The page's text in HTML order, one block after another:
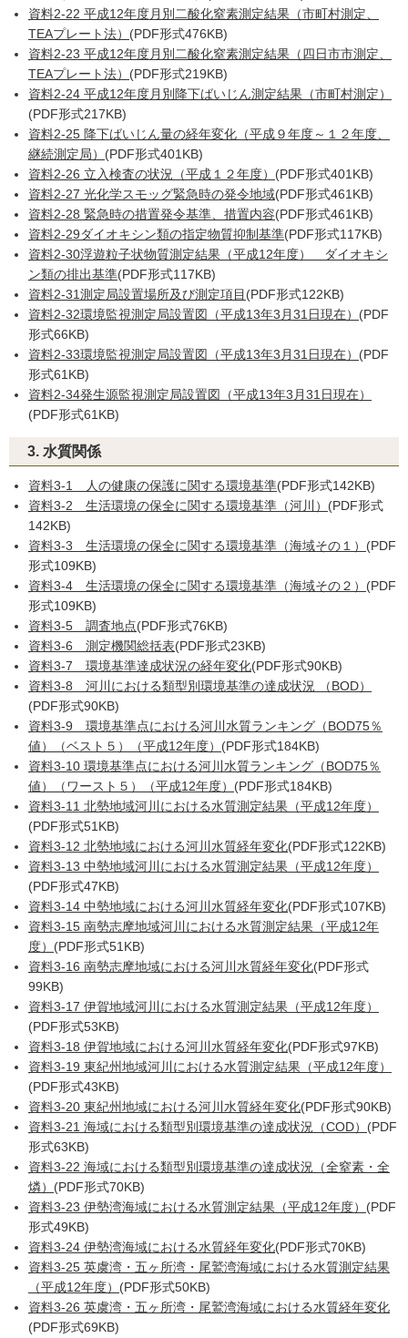
資料2-22 平成12年度月別二酸化窒素測定結果（市町村測定、
TEAプレート法） (PDF形式476KB)
資料2-23 平成12年度月別二酸化窒素測定結果（四日市市測定、
TEAプレート法） (PDF形式219KB)
資料2-24 平成12年度月別降下ばいじん測定結果（市町村測定）
(PDF形式217KB)
資料2-25 降下ばいじん量の経年変化（平成９年度～１２年度、
継続測定局） (PDF形式401KB)
資料2-26 立入検査の状況（平成１２年度） (PDF形式401KB)
資料2-27 光化学スモッグ緊急時の発令地域(PDF形式461KB)
資料2-28 緊急時の措置発令基準、措置内容(PDF形式461KB)
資料2-29ダイオキシン類の指定物質抑制基準(PDF形式117KB)
資料2-30浮遊粒子状物質測定結果（平成12年度） ダイオキシ
ン類の排出基準(PDF形式117KB)
資料2-31測定局設置場所及び測定項目 (PDF形式122KB)
資料2-32環境監視測定局設置図（平成13年3月31日現在） (PDF
形式66KB)
資料2-33環境監視測定局設置図（平成13年3月31日現在） (PDF
形式61KB)
資料2-34発生源監視測定局設置図（平成13年3月31日現在）
(PDF形式61KB)
3. 水質関係
資料3-1 人の健康の保護に関する環境基準(PDF形式142KB)
資料3-2 生活環境の保全に関する環境基準（河川） (PDF形式
142KB)
資料3-3 生活環境の保全に関する環境基準（海域その１） (PDF
形式109KB)
資料3-4 生活環境の保全に関する環境基準（海域その２） (PDF
形式109KB)
資料3-5 調査地点(PDF形式76KB)
資料3-6 測定機関総括表(PDF形式23KB)
資料3-7 環境基準達成状況の経年変化(PDF形式90KB)
資料3-8 河川における類型別環境基準の達成状況 （BOD）
(PDF形式90KB)
資料3-9 環境基準点における河川水質ランキング（BOD75％
値）（ベスト５）（平成12年度） (PDF形式184KB)
資料3-10 環境基準点における河川水質ランキング（BOD75％
値）（ワースト５）（平成12年度） (PDF形式184KB)
資料3-11 北勢地域河川における水質測定結果（平成12年度）
(PDF形式51KB)
資料3-12 北勢地域における河川水質経年変化(PDF形式122KB)
資料3-13 中勢地域河川における水質測定結果（平成12年度）
(PDF形式47KB)
資料3-14 中勢地域における河川水質経年変化(PDF形式107KB)
資料3-15 南勢志摩地域河川における水質測定結果（平成12年
度） (PDF形式51KB)
資料3-16 南勢志摩地域における河川水質経年変化(PDF形式
99KB)
資料3-17 伊賀地域河川における水質測定結果（平成12年度）
(PDF形式53KB)
資料3-18 伊賀地域における河川水質経年変化(PDF形式97KB)
資料3-19 東紀州地域河川における水質測定結果（平成12年度）
(PDF形式43KB)
資料3-20 東紀州地域における河川水質経年変化(PDF形式90KB)
資料3-21 海域における類型別環境基準の達成状況（COD） (PDF
形式63KB)
資料3-22 海域における類型別環境基準の達成状況（全窒素・全
燐） (PDF形式70KB)
資料3-23 伊勢湾海域における水質測定結果（平成12年度） (PDF
形式49KB)
資料3-24 伊勢湾海域における水質経年変化(PDF形式70KB)
資料3-25 英虞湾・五ヶ所湾・尾鷲湾海域における水質測定結果
（平成12年度） (PDF形式50KB)
資料3-26 英虞湾・五ヶ所湾・尾鷲湾海域における水質経年変化
(PDF形式69KB)